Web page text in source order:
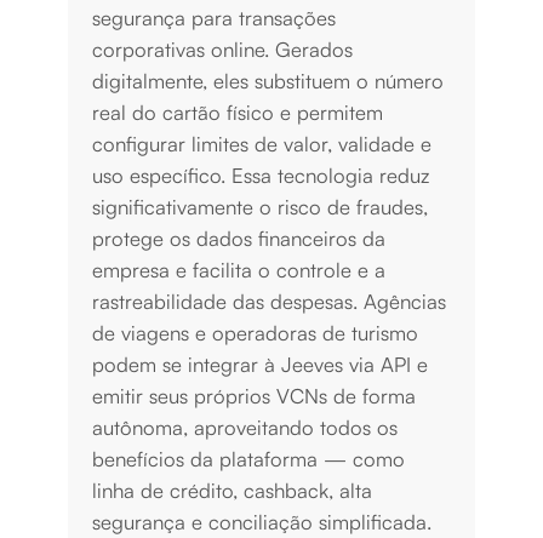
segurança para transações
corporativas online. Gerados
digitalmente, eles substituem o número
real do cartão físico e permitem
configurar limites de valor, validade e
uso específico. Essa tecnologia reduz
significativamente o risco de fraudes,
protege os dados financeiros da
empresa e facilita o controle e a
rastreabilidade das despesas. Agências
de viagens e operadoras de turismo
podem se integrar à Jeeves via API e
emitir seus próprios VCNs de forma
autônoma, aproveitando todos os
benefícios da plataforma — como
linha de crédito, cashback, alta
segurança e conciliação simplificada.